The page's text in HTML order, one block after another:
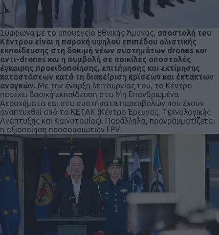
Σύμφωνα με το υπουργείο Εθνικής Άμυνας, αποστολή του
Κέντρου είναι η παροχή υψηλού επιπέδου ολιστικής
εκπαίδευσης στη δοκιμή νέων συστημάτων drones και
αντι-drones και η συμβολή σε ποικίλες αποστολές
έγκαιρης προειδοποίησης, επιτήρησης και εκτίμησης
καταστάσεων κατά τη διαχείριση κρίσεων και έκτακτων
αναγκών. Με την έναρξη λειτουργίας του, το Κέντρο
παρέχει βασική εκπαίδευση στα Μη Επανδρωμένα
Αεροχήματα και στα συστήματα παρεμβολών που έχουν
αναπτυχθεί από το ΚΕΤΑΚ (Κέντρο Έρευνας, Τεχνολογικής
Ανάπτυξης και Καινοτομίας). Παράλληλα, προγραμματίζεται
η αξιοποίηση προσομοιωτών FPV.